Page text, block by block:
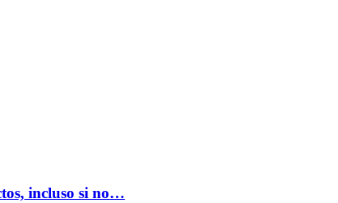
incluso si no…